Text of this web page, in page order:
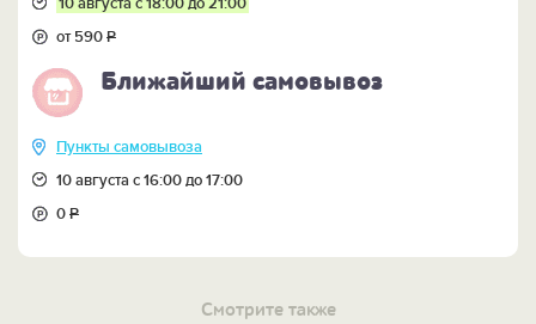
10 августа с 18:00 до 21:00
от 590Р
Ближайший самовывоз
Пункты самовывоза
10 августа с 16:00 до 17:00
0Р
Смотрите также